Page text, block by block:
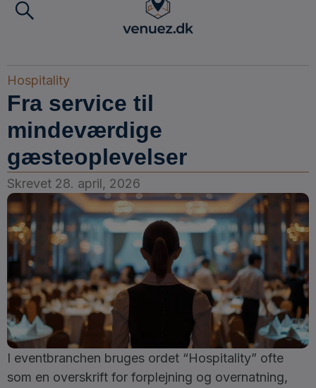
Hospitality
Fra service til
mindeværdige
gæsteoplevelser
Skrevet 28. april, 2026
I eventbranchen bruges ordet “Hospitality” ofte
som en overskrift for forplejning og overnatning,